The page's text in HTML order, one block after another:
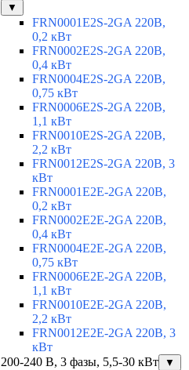
▼
FRN0001E2S-2GA 220В,
0,2 кВт
FRN0002E2S-2GA 220В,
0,4 кВт
FRN0004E2S-2GA 220В,
0,75 кВт
FRN0006E2S-2GA 220В,
1,1 кВт
FRN0010E2S-2GA 220В,
2,2 кВт
FRN0012E2S-2GA 220В, 3
кВт
FRN0001E2E-2GA 220В,
0,2 кВт
FRN0002E2E-2GA 220В,
0,4 кВт
FRN0004E2E-2GA 220В,
0,75 кВт
FRN0006E2E-2GA 220В,
1,1 кВт
FRN0010E2E-2GA 220В,
2,2 кВт
FRN0012E2E-2GA 220В, 3
кВт
200-240 В, 3 фазы, 5,5-30 кВт
▼